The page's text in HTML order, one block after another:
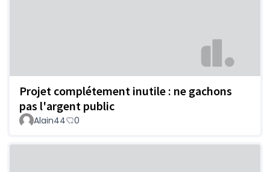
Projet complétement inutile : ne gachons
pas l'argent public
Alain44 0